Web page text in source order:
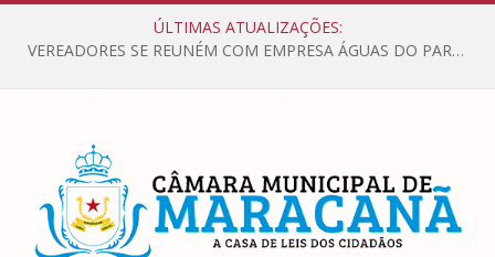
ÚLTIMAS ATUALIZAÇÕES:
VEREADORES SE REUNÉM COM EMPRESA ÁGUAS DO PARÁ, PARA APRESENTAR REIVINDICAÇÕES E MELHORIAS NA QUALIDADE DOS SERVIÇOS OFERECIDOS Á POPULAÇÃO.